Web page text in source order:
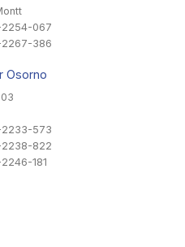
067
386
Osorno
573
822
181